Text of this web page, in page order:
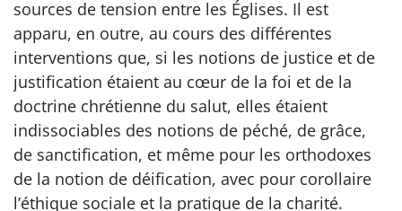
sources de tension entre les Églises. Il est
apparu, en outre, au cours des différentes
interventions que, si les notions de justice et de
justification étaient au cœur de la foi et de la
doctrine chrétienne du salut, elles étaient
indissociables des notions de péché, de grâce,
de sanctification, et même pour les orthodoxes
de la notion de déification, avec pour corollaire
l’éthique sociale et la pratique de la charité.